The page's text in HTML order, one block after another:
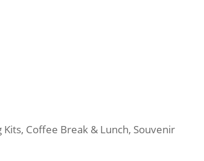
Coffee Break & Lunch, Souvenir